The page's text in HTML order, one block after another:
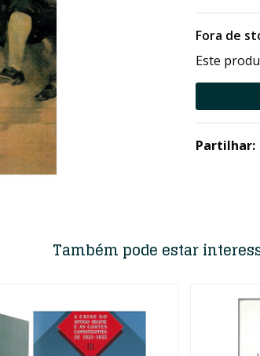
Fora de
Este
Partilhar:
Também pode estar